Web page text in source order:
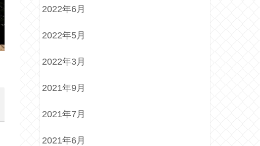
2022年6月
2022年5月
2022年3月
2021年9月
2021年7月
2021年6月